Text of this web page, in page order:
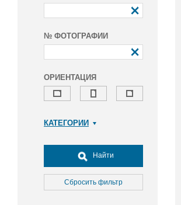
№ ФОТОГРАФИИ
ОРИЕНТАЦИЯ
КАТЕГОРИИ
Досуг, туризм и отдых
Культура
Медицина
Найти
Сбросить фильтр